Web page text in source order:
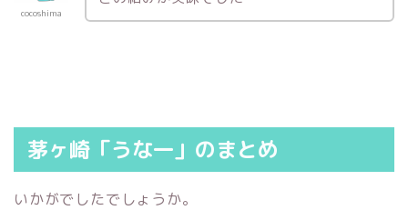
cocoshima
茅ヶ崎「うな一」のまとめ
いかがでしたでしょうか。